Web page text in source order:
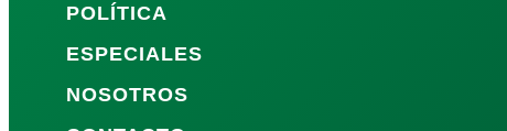
POLÍTICA
ESPECIALES
NOSOTROS